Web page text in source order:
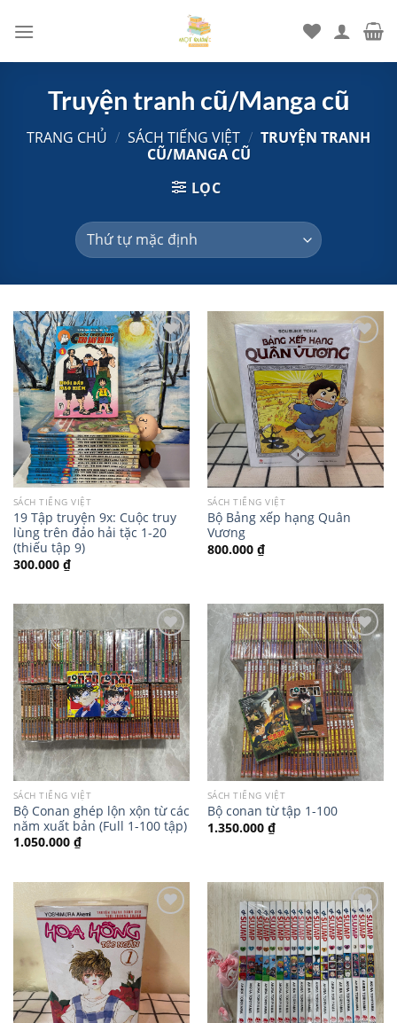
đến
Truyện tranh cũ/Manga cũ
TRANG CHỦ / SÁCH TIẾNG VIỆT / TRUYỆN TRANH
CŨ/MANGA CŨ
LỌC
SÁCH TIẾNG VIỆT
19 Tập truyện 9x: Cuộc truy
lùng trên đảo hải tặc 1-20
(thiếu tập 9)
300.000 ₫
SÁCH TIẾNG VIỆT
Bộ Bảng xếp hạng Quân
Vương
800.000 ₫
SÁCH TIẾNG VIỆT
Bộ Conan ghép lộn xộn từ các
năm xuất bản (Full 1-100 tập)
1.050.000 ₫
SÁCH TIẾNG VIỆT
Bộ conan từ tập 1-100
1.350.000 ₫